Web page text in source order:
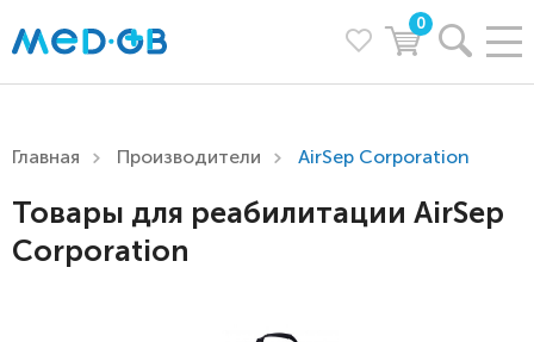
0
Главная Производители AirSep Corporation
Товары для реабилитации AirSep
Corporation